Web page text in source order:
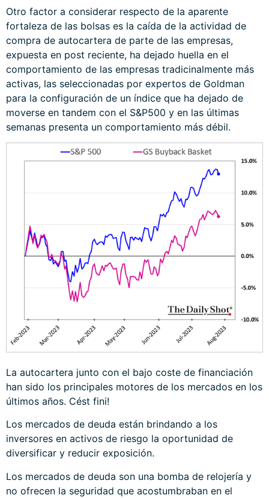
Otro factor a considerar respecto de la aparente
fortaleza de las bolsas es la caída de la actividad de
compra de autocartera de parte de las empresas,
expuesta en post reciente, ha dejado huella en el
comportamiento de las empresas tradicinalmente más
activas, las seleccionadas por expertos de Goldman
para la configuración de un índice que ha dejado de
moverse en tandem con el S&P500 y en las últimas
semanas presenta un comportamiento más débil.
La autocartera junto con el bajo coste de financiación
han sido los principales motores de los mercados en los
últimos años. Cést fini!
Los mercados de deuda están brindando a los
inversores en activos de riesgo la oportunidad de
diversificar y reducir exposición.
Los mercados de deuda son una bomba de relojería y
no ofrecen la seguridad que acostumbraban en el